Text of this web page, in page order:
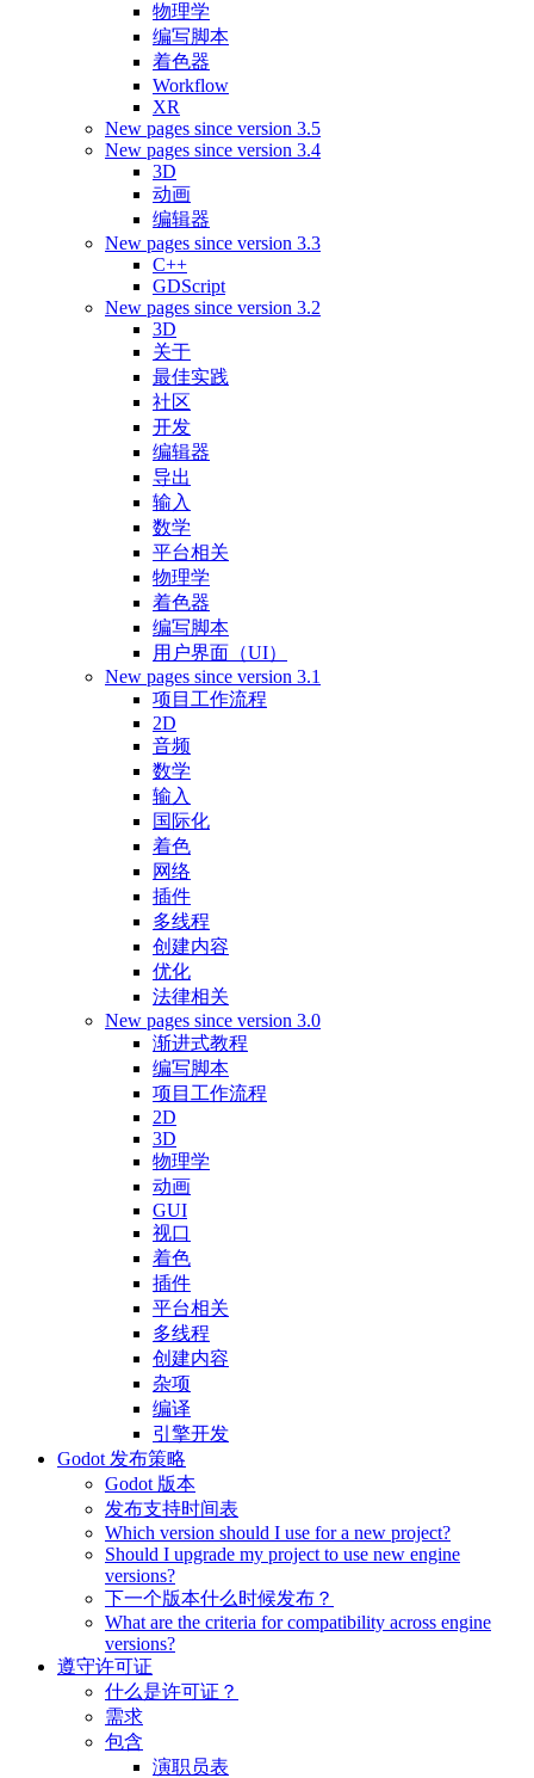
物理学
编写脚本
着色器
Workflow
XR
New pages since version 3.5
New pages since version 3.4
3D
动画
编辑器
New pages since version 3.3
C++
GDScript
New pages since version 3.2
3D
关于
最佳实践
社区
开发
编辑器
导出
输入
数学
平台相关
物理学
着色器
编写脚本
用户界面（UI）
New pages since version 3.1
项目工作流程
2D
音频
数学
输入
国际化
着色
网络
插件
多线程
创建内容
优化
法律相关
New pages since version 3.0
渐进式教程
编写脚本
项目工作流程
2D
3D
物理学
动画
GUI
视口
着色
插件
平台相关
多线程
创建内容
杂项
编译
引擎开发
Godot 发布策略
Godot 版本
发布支持时间表
Which version should I use for a new project?
Should I upgrade my project to use new engine
versions?
下一个版本什么时候发布？
What are the criteria for compatibility across engine
versions?
遵守许可证
什么是许可证？
需求
包含
演职员表